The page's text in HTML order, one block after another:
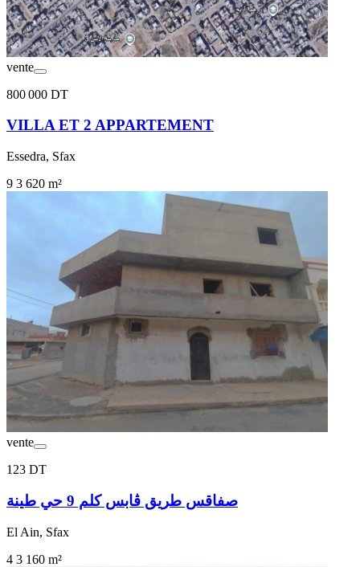
vente
800 000 DT
VILLA ET 2 APPARTEMENT
Essedra, Sfax
9 3 620 m²
vente
123 DT
صفاقس طريق ڨابس كلم 9 حي طينة
El Ain, Sfax
4 3 160 m²